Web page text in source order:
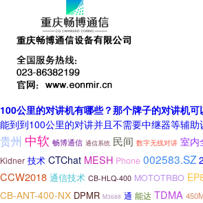
100公里的对讲机有哪些？那个牌子的对讲机可
能到到100公里的对讲并且不需要中继器等辅
贵州 中软 畅博通信 通信系统 民间 数字无线对讲 室内
Kidner 技术 CTChat MESH Phone 002583.SZ
CCW2018 通信技术 CB-HLQ-400 MOTOTRBO
CB-ANT-400-NX DPMR M3688 通 能达 TDMA